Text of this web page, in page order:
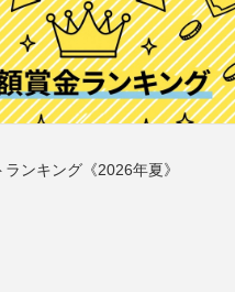
ンキング《2026年夏》